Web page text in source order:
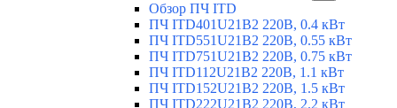
Обзор ПЧ ITD
ПЧ ITD401U21B2 220В, 0.4 кВт
ПЧ ITD551U21B2 220В, 0.55 кВт
ПЧ ITD751U21B2 220В, 0.75 кВт
ПЧ ITD112U21B2 220В, 1.1 кВт
ПЧ ITD152U21B2 220В, 1.5 кВт
ПЧ ITD222U21B2 220В, 2.2 кВт